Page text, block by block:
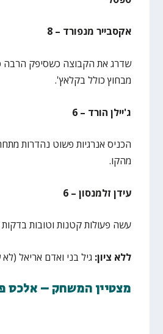
אקסבייר מנפורד – 8
שדרג את הקבוצה כשסיפק הרבה
מבחוץ כולל בקלאץ'.
ג'יילן הורד – 6
הכניס אנרגיות פשוט נהדרות
מהקו.
עידן זלמנסון – 6
עשה פעולות קטנות וטובות
ללא ציון: גיל בני ואדם אריאל
מצטיין המשחק – אלכס